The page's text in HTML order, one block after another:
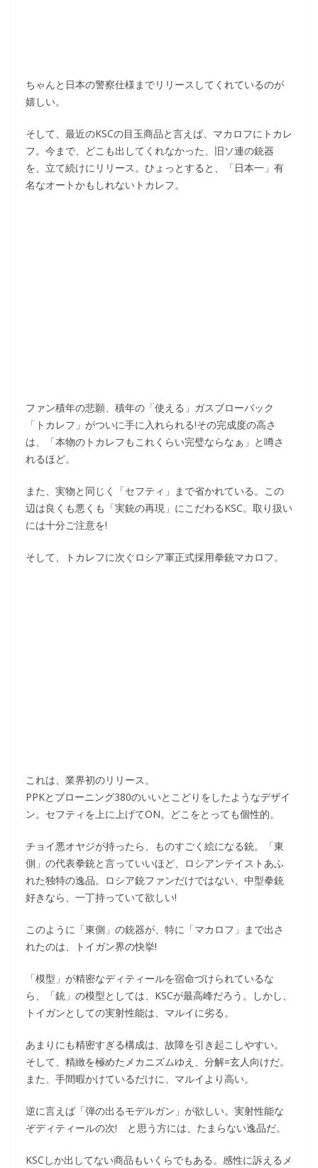
ちゃんと日本の警察仕様までリリースしてくれているのが
嬉しい。
そして、最近のKSCの目玉商品と言えば、マカロフにトカレ
フ。今まで、どこも出してくれなかった、旧ソ連の銃器
を、立て続けにリリース。ひょっとすると、「日本一」有
名なオートかもしれないトカレフ。
ファン積年の悲願、積年の「使える」ガスブローバック
「トカレフ」がついに手に入れられる!その完成度の高さ
は、「本物のトカレフもこれくらい完璧ならなぁ」と噂さ
れるほど。
また、実物と同じく「セフティ」まで省かれている。この
辺は良くも悪くも「実銃の再現」にこだわるKSC。取り扱い
には十分ご注意を!
そして、トカレフに次ぐロシア軍正式採用拳銃マカロフ。
これは、業界初のリリース。
PPKとブローニング380のいいとこどりをしたようなデザイ
ン。セフティを上に上げてON。どこをとっても個性的。
チョイ悪オヤジが持ったら、ものすごく絵になる銃。「東
側」の代表拳銃と言っていいほど、ロシアンテイストあふ
れた独特の逸品。ロシア銃ファンだけではない、中型拳銃
好きなら、一丁持っていて欲しい!
このように「東側」の銃器が、特に「マカロフ」まで出さ
れたのは、トイガン界の快挙!
「模型」が精密なディティールを宿命づけられているな
ら、「銃」の模型としては、KSCが最高峰だろう。しかし、
トイガンとしての実射性能は、マルイに劣る。
あまりにも精密すぎる構成は、故障を引き起こしやすい。
そして、精緻を極めたメカニズムゆえ、分解=玄人向けだ。
また、手間暇かけているだけに、マルイより高い。
逆に言えば「弾の出るモデルガン」が欲しい。実射性能な
ぞディティールの次! と思う方には、たまらない逸品だ。
KSCしか出してない商品もいくらでもある。感性に訴えるメ